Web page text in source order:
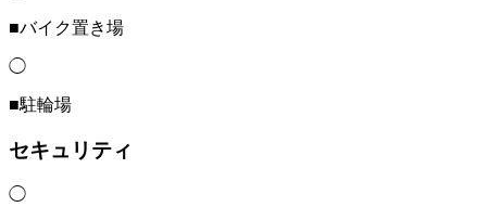
■バイク置き場
◯
■駐輪場
セキュリティ
◯